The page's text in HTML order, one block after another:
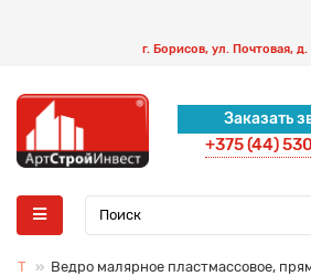
г. Борисов, ул. Почтовая, д.
Заказать
+375 (44)
Ведро малярное пластмассовое,